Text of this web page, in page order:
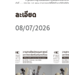
ละเอียด
08/07/2026